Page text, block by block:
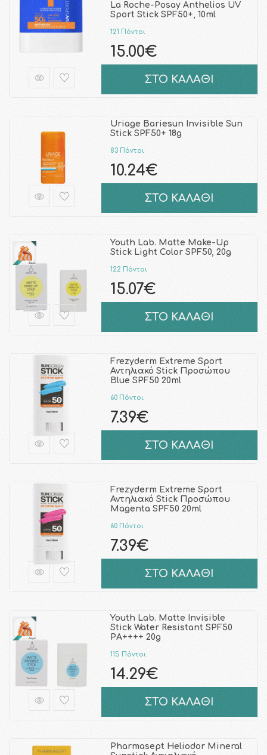
La Roche-Posay Anthelios UV
Sport Stick SPF50+, 10ml
121 Πόντοι
15.00€
ΣΤΟ ΚΑΛΑΘΙ
Uriage Bariesun Invisible Sun
Stick SPF50+ 18g
83 Πόντοι
10.24€
ΣΤΟ ΚΑΛΑΘΙ
Youth Lab. Matte Make-Up
Stick Light Color SPF50, 20g
122 Πόντοι
15.07€
ΣΤΟ ΚΑΛΑΘΙ
Frezyderm Extreme Sport
Αντηλιακό Stick Προσώπου
Blue SPF50 20ml
60 Πόντοι
7.39€
ΣΤΟ ΚΑΛΑΘΙ
Frezyderm Extreme Sport
Αντηλιακό Stick Προσώπου
Magenta SPF50 20ml
60 Πόντοι
7.39€
ΣΤΟ ΚΑΛΑΘΙ
Youth Lab. Matte Invisible
Stick Water Resistant SPF50
PA++++ 20g
115 Πόντοι
14.29€
ΣΤΟ ΚΑΛΑΘΙ
Pharmasept Heliodor Mineral